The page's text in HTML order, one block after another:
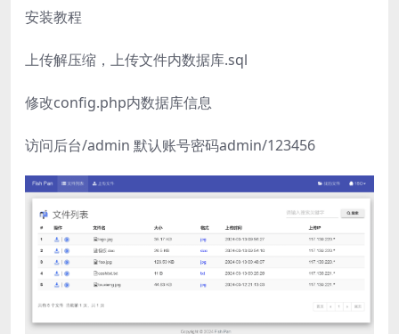
安装教程
上传解压缩，上传文件内数据库.sql
修改config.php内数据库信息
访问后台/admin 默认账号密码admin/123456